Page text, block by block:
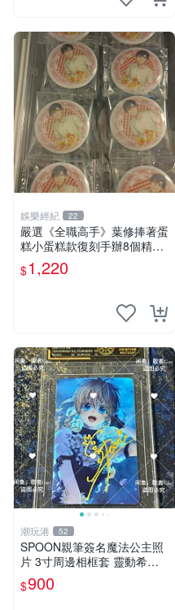
娛樂經紀 22
嚴選《全職高手》葉修捧著蛋
糕小蛋糕款復刻手辦8個精品
收藏 心耀共鳴 葉修 古早蛋糕
$1,220
潮玩港 52
SPOON親筆簽名魔法公主照
片 3寸周邊相框套 靈動希婭
限量周邊 魔法公主 希婭 現象
框
$900